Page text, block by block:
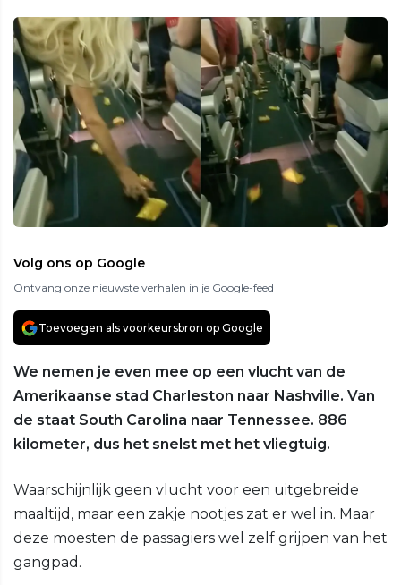
Volg ons op Google
Ontvang onze nieuwste verhalen in je Google-feed
Toevoegen als voorkeursbron op Google
We nemen je even mee op een vlucht van de
Amerikaanse stad Charleston naar Nashville. Van
de staat South Carolina naar Tennessee. 886
kilometer, dus het snelst met het vliegtuig.
Waarschijnlijk geen vlucht voor een uitgebreide
maaltijd, maar een zakje nootjes zat er wel in. Maar
deze moesten de passagiers wel zelf grijpen van het
gangpad.